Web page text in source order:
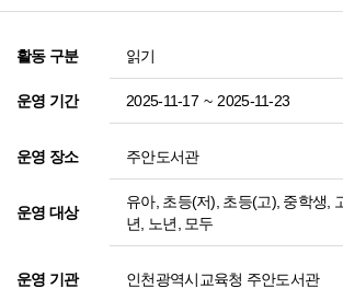
활동 구분 읽기
운영 기간 2025-11-17 ~ 2025-11-23
운영 장소 주안도서관
운영 대상
유아, 초등(저), 초등(고), 중학생,
년, 노년, 모두
운영 기관 인천광역시교육청 주안도서관